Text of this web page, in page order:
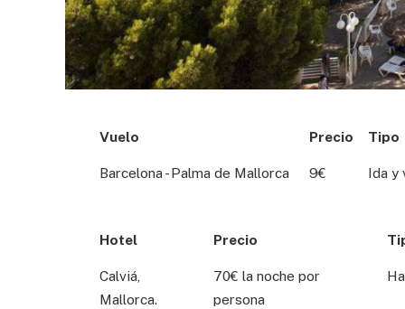
Vuelo Precio Tipo
Barcelona - Palma de Mallorca 9€ Ida y
Hotel Precio
Calviá,
Mallorca.
70€ la noche por
persona